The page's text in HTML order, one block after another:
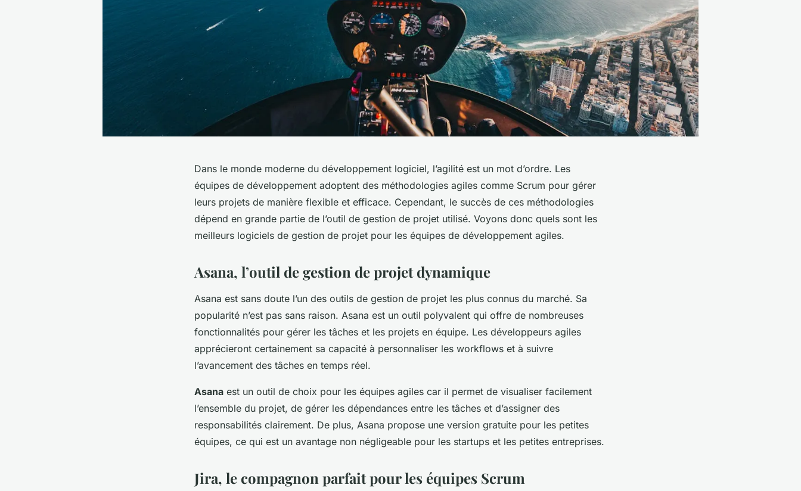
Dans le monde moderne du développement logiciel, l’agilité est un mot d’ordre. Les
équipes de développement adoptent des méthodologies agiles comme Scrum pour gérer
leurs projets de manière flexible et efficace. Cependant, le succès de ces méthodologies
dépend en grande partie de l’outil de gestion de projet utilisé. Voyons donc quels sont les
meilleurs logiciels de gestion de projet pour les équipes de développement agiles.
Asana, l’outil de gestion de projet dynamique
Asana est sans doute l’un des outils de gestion de projet les plus connus du marché. Sa
popularité n’est pas sans raison. Asana est un outil polyvalent qui offre de nombreuses
fonctionnalités pour gérer les tâches et les projets en équipe. Les développeurs agiles
apprécieront certainement sa capacité à personnaliser les workflows et à suivre
l’avancement des tâches en temps réel.
Asana est un outil de choix pour les équipes agiles car il permet de visualiser facilement
l’ensemble du projet, de gérer les dépendances entre les tâches et d’assigner des
responsabilités clairement. De plus, Asana propose une version gratuite pour les petites
équipes, ce qui est un avantage non négligeable pour les startups et les petites entreprises.
Jira, le compagnon parfait pour les équipes Scrum